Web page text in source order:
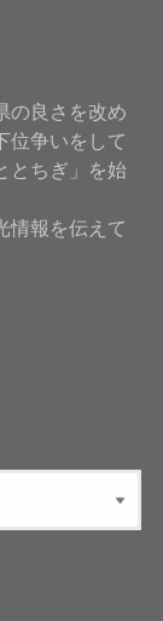
の良さを改め
位争いをして
とちぎ」を始
情報を伝えて